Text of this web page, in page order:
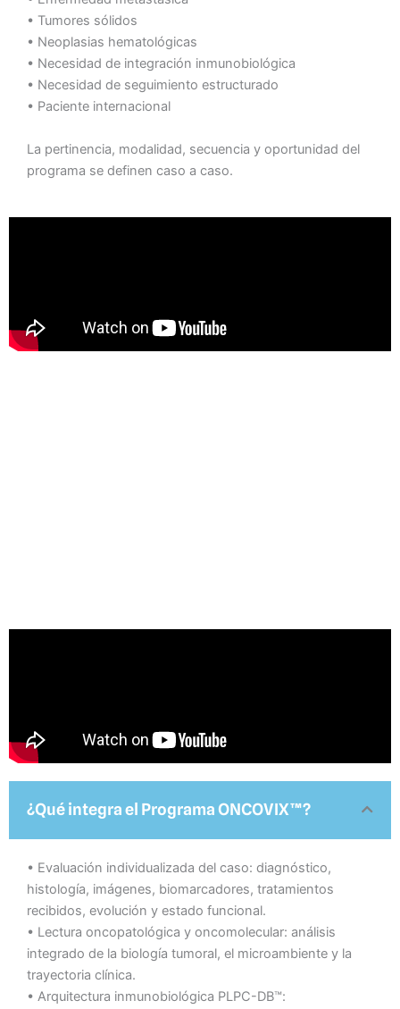
•⁠ ⁠Tumores sólidos
•⁠ ⁠Neoplasias hematológicas
•⁠ ⁠Necesidad de integración inmunobiológica
•⁠ ⁠Necesidad de seguimiento estructurado
•⁠ ⁠Paciente internacional
La pertinencia, modalidad, secuencia y oportunidad del
programa se definen caso a caso.
¿Qué integra el Programa ONCOVIX™?
• Evaluación individualizada del caso: diagnóstico,
histología, imágenes, biomarcadores, tratamientos
recibidos, evolución y estado funcional.
• Lectura oncopatológica y oncomolecular: análisis
integrado de la biología tumoral, el microambiente y la
trayectoria clínica.
• Arquitectura inmunobiológica PLPC-DB™: